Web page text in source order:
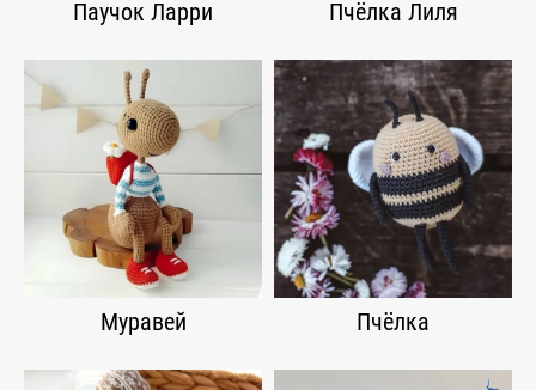
Паучок Ларри Пчёлка Лиля
Муравей Пчёлка